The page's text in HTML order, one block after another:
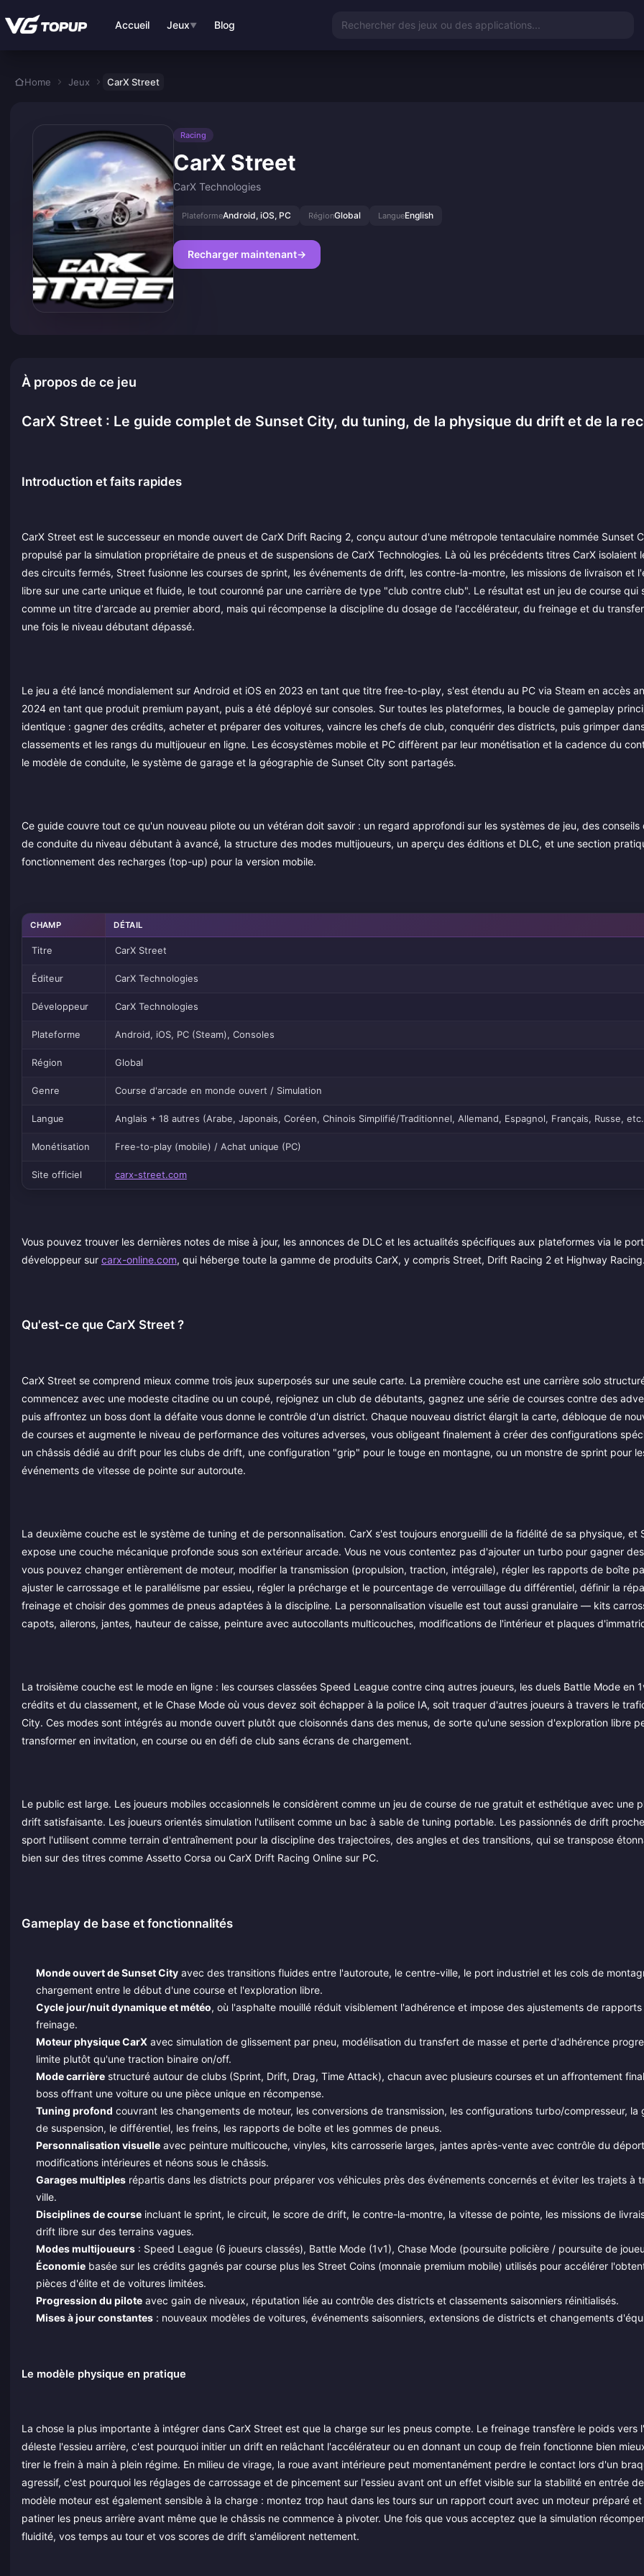
Accueil Jeux▼ Blog Rechercher des jeux ou des applications...
Home Jeux CarX Street
Racing
CarX Street
CarX Technologies
PlateformeAndroid, iOS, PC RégionGlobal LangueEnglish
Recharger maintenant→
À propos de ce jeu
CarX Street : Le guide complet de Sunset City, du tuning, de la physique du drift et de la
Introduction et faits rapides
CarX Street est le successeur en monde ouvert de CarX Drift Racing 2, conçu autour d'une métropole tentaculaire nommée Sunset
propulsé par la simulation propriétaire de pneus et de suspensions de CarX Technologies. Là où les précédents titres CarX isolaient
des circuits fermés, Street fusionne les courses de sprint, les événements de drift, les contre-la-montre, les missions de livraison et
libre sur une carte unique et fluide, le tout couronné par une carrière de type "club contre club". Le résultat est un jeu de course qui
comme un titre d'arcade au premier abord, mais qui récompense la discipline du dosage de l'accélérateur, du freinage et du
une fois le niveau débutant dépassé.
Le jeu a été lancé mondialement sur Android et iOS en 2023 en tant que titre free-to-play, s'est étendu au PC via Steam en accès
2024 en tant que produit premium payant, puis a été déployé sur consoles. Sur toutes les plateformes, la boucle de gameplay
identique : gagner des crédits, acheter et préparer des voitures, vaincre les chefs de club, conquérir des districts, puis grimper
classements et les rangs du multijoueur en ligne. Les écosystèmes mobile et PC diffèrent par leur monétisation et la cadence du
le modèle de conduite, le système de garage et la géographie de Sunset City sont partagés.
Ce guide couvre tout ce qu'un nouveau pilote ou un vétéran doit savoir : un regard approfondi sur les systèmes de jeu, des
de conduite du niveau débutant à avancé, la structure des modes multijoueurs, un aperçu des éditions et DLC, et une section
fonctionnement des recharges (top-up) pour la version mobile.
CHAMP DÉTAIL
Titre CarX Street
Éditeur CarX Technologies
Développeur CarX Technologies
Plateforme Android, iOS, PC (Steam), Consoles
Région Global
Genre Course d'arcade en monde ouvert / Simulation
Langue Anglais + 18 autres (Arabe, Japonais, Coréen, Chinois Simplifié/Traditionnel, Allemand, Espagnol, Français, Russe,
Monétisation Free-to-play (mobile) / Achat unique (PC)
Site officiel carx-street.com
Vous pouvez trouver les dernières notes de mise à jour, les annonces de DLC et les actualités spécifiques aux plateformes via le
développeur sur carx-online.com, qui héberge toute la gamme de produits CarX, y compris Street, Drift Racing 2 et Highway Racing.
Qu'est-ce que CarX Street ?
CarX Street se comprend mieux comme trois jeux superposés sur une seule carte. La première couche est une carrière solo
commencez avec une modeste citadine ou un coupé, rejoignez un club de débutants, gagnez une série de courses contre des
puis affrontez un boss dont la défaite vous donne le contrôle d'un district. Chaque nouveau district élargit la carte, débloque de
de courses et augmente le niveau de performance des voitures adverses, vous obligeant finalement à créer des configurations
un châssis dédié au drift pour les clubs de drift, une configuration "grip" pour le touge en montagne, ou un monstre de sprint pour
événements de vitesse de pointe sur autoroute.
La deuxième couche est le système de tuning et de personnalisation. CarX s'est toujours enorgueilli de la fidélité de sa physique, et
expose une couche mécanique profonde sous son extérieur arcade. Vous ne vous contentez pas d'ajouter un turbo pour gagner
vous pouvez changer entièrement de moteur, modifier la transmission (propulsion, traction, intégrale), régler les rapports de boîte
ajuster le carrossage et le parallélisme par essieu, régler la précharge et le pourcentage de verrouillage du différentiel, définir la
freinage et choisir des gommes de pneus adaptées à la discipline. La personnalisation visuelle est tout aussi granulaire — kits
capots, ailerons, jantes, hauteur de caisse, peinture avec autocollants multicouches, modifications de l'intérieur et plaques
La troisième couche est le mode en ligne : les courses classées Speed League contre cinq autres joueurs, les duels Battle Mode en
crédits et du classement, et le Chase Mode où vous devez soit échapper à la police IA, soit traquer d'autres joueurs à travers le
City. Ces modes sont intégrés au monde ouvert plutôt que cloisonnés dans des menus, de sorte qu'une session d'exploration libre
transformer en invitation, en course ou en défi de club sans écrans de chargement.
Le public est large. Les joueurs mobiles occasionnels le considèrent comme un jeu de course de rue gratuit et esthétique avec une
drift satisfaisante. Les joueurs orientés simulation l'utilisent comme un bac à sable de tuning portable. Les passionnés de drift
sport l'utilisent comme terrain d'entraînement pour la discipline des trajectoires, des angles et des transitions, qui se transpose
bien sur des titres comme Assetto Corsa ou CarX Drift Racing Online sur PC.
Gameplay de base et fonctionnalités
Monde ouvert de Sunset Cityavec des transitions fluides entre l'autoroute, le centre-ville, le port industriel et les cols de
chargement entre le début d'une course et l'exploration libre.
Cycle jour/nuit dynamique et météo, où l'asphalte mouillé réduit visiblement l'adhérence et impose des ajustements de
freinage.
Moteur physique CarXavec simulation de glissement par pneu, modélisation du transfert de masse et perte d'adhérence
limite plutôt qu'une traction binaire on/off.
Mode carrièrestructuré autour de clubs (Sprint, Drift, Drag, Time Attack), chacun avec plusieurs courses et un affrontement
boss offrant une voiture ou une pièce unique en récompense.
Tuning profond couvrant les changements de moteur, les conversions de transmission, les configurations turbo/compresseur, la
de suspension, le différentiel, les freins, les rapports de boîte et les gommes de pneus.
Personnalisation visuelleavec peinture multicouche, vinyles, kits carrosserie larges, jantes après-vente avec contrôle du
modifications intérieures et néons sous le châssis.
Garages multiplesrépartis dans les districts pour préparer vos véhicules près des événements concernés et éviter les trajets à
ville.
Disciplines de courseincluant le sprint, le circuit, le score de drift, le contre-la-montre, la vitesse de pointe, les missions de
drift libre sur des terrains vagues.
Modes multijoueurs: Speed League (6 joueurs classés), Battle Mode (1v1), Chase Mode (poursuite policière / poursuite de
Économiebasée sur les crédits gagnés par course plus les Street Coins (monnaie premium mobile) utilisés pour accélérer
pièces d'élite et de voitures limitées.
Progression du piloteavec gain de niveaux, réputation liée au contrôle des districts et classements saisonniers réinitialisés.
Mises à jour constantes: nouveaux modèles de voitures, événements saisonniers, extensions de districts et changements
Le modèle physique en pratique
La chose la plus importante à intégrer dans CarX Street est que la charge sur les pneus compte. Le freinage transfère le poids vers
déleste l'essieu arrière, c'est pourquoi initier un drift en relâchant l'accélérateur ou en donnant un coup de frein fonctionne bien
tirer le frein à main à plein régime. En milieu de virage, la roue avant intérieure peut momentanément perdre le contact lors d'un
agressif, c'est pourquoi les réglages de carrossage et de pincement sur l'essieu avant ont un effet visible sur la stabilité en entrée
modèle moteur est également sensible à la charge : montez trop haut dans les tours sur un rapport court avec un moteur préparé
patiner les pneus arrière avant même que le châssis ne commence à pivoter. Une fois que vous acceptez que la simulation
fluidité, vos temps au tour et vos scores de drift s'améliorent nettement.